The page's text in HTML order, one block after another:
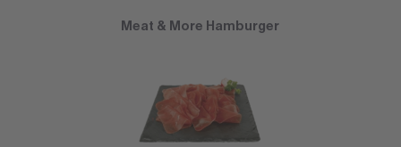
Meat & More Hamburger